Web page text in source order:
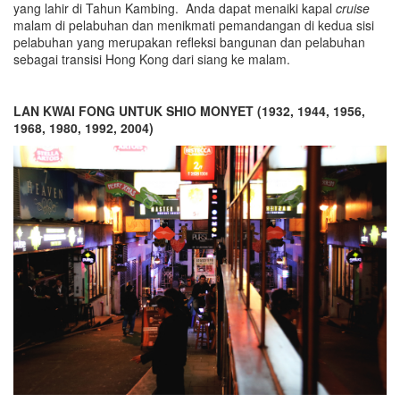
yang lahir di Tahun Kambing. Anda dapat menaiki kapal cruise
malam di pelabuhan dan menikmati pemandangan di kedua sisi
pelabuhan yang merupakan refleksi bangunan dan pelabuhan
sebagai transisi Hong Kong dari siang ke malam.
LAN KWAI FONG UNTUK SHIO MONYET (1932, 1944, 1956,
1968, 1980, 1992, 2004)